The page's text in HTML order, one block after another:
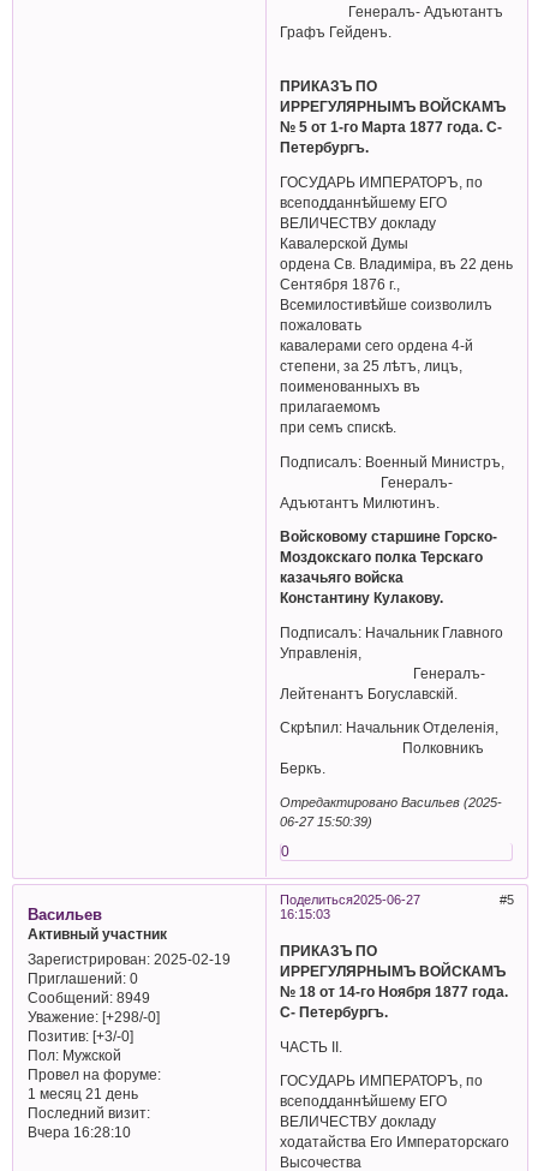
Генералъ- Адъютантъ
Графъ Гейденъ.
ПРИКАЗЪ ПО
ИРРЕГУЛЯРНЫМЪ ВОЙСКАМЪ
№ 5 от 1-го Марта 1877 года. С-
Петербургъ.
ГОСУДАРЬ ИМПЕРАТОРЪ, по
всеподданнѣйшему ЕГО
ВЕЛИЧЕСТВУ докладу
Кавалерской Думы
ордена Св. Владиміра, въ 22 день
Сентября 1876 г.,
Всемилостивѣйше соизволилъ
пожаловать
кавалерами сего ордена 4-й
степени, за 25 лѣтъ, лицъ,
поименованныхъ въ
прилагаемомъ
при семъ спискѣ.
Подписалъ: Военный Министръ,
Генералъ-
Адъютантъ Милютинъ.
Войсковому старшине Горско-
Моздокскаго полка Терскаго
казачьяго войска
Константину Кулакову.
Подписалъ: Начальник Главного
Управленiя,
Генералъ-
Лейтенантъ Богуславскiй.
Скрѣпил: Начальник Отделенiя,
Полковникъ
Беркъ.
Отредактировано Васильев (2025-
06-27 15:50:39)
0
Поделиться 5
2025-06-27
16:15:03
Васильев
Активный участник
Зарегистрирован: 2025-02-19
Приглашений:0
Сообщений:8949
Уважение: [+298/-0]
Позитив: [+3/-0]
Пол:Мужской
Провел на форуме:
1 месяц 21 день
Последний визит:
Вчера 16:28:10
ПРИКАЗЪ ПО
ИРРЕГУЛЯРНЫМЪ ВОЙСКАМЪ
№ 18 от 14-го Ноября 1877 года.
С- Петербургъ.
ЧАСТЬ II.
ГОСУДАРЬ ИМПЕРАТОРЪ, по
всеподданнѣйшему ЕГО
ВЕЛИЧЕСТВУ докладу
ходатайства Его Императорскаго
Высочества